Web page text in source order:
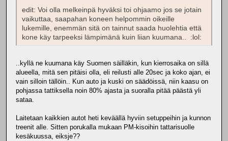
edit: Voi olla melkeinpä hyväksi toi ohjaamo jos se jotain
vaikuttaa, saapahan koneen helpommin oikeille
lukemille, enemmän sitä on tainnut saada huolehtia että
kone käy tarpeeksi lämpimänä kuin liian kuumana.. :lol:
..kyllä ne kuumana käy Suomen säilläkin, kun kierrosaika on sillä
alueella, mitä sen pitäisi olla, eli reilusti alle 20sec ja koko ajan, ei
vain silloin tällöin.. Kun auto ja kuski on säädöissä, niin kaasu on
pohjassa tattiksella noin 80% ajasta ja suoralla pitää päästä yli
sataa.
Laitetaan kaikkien autot heti keväällä hyviin setuppeihin ja kunnon
treenit alle. Sitten porukalla mukaan PM-kisoihin tattarisuolle
kesäkuussa, eiksje??